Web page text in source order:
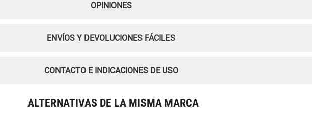
OPINIONES
ENVÍOS Y DEVOLUCIONES FÁCILES
CONTACTO E INDICACIONES DE USO
ALTERNATIVAS DE LA MISMA MARCA